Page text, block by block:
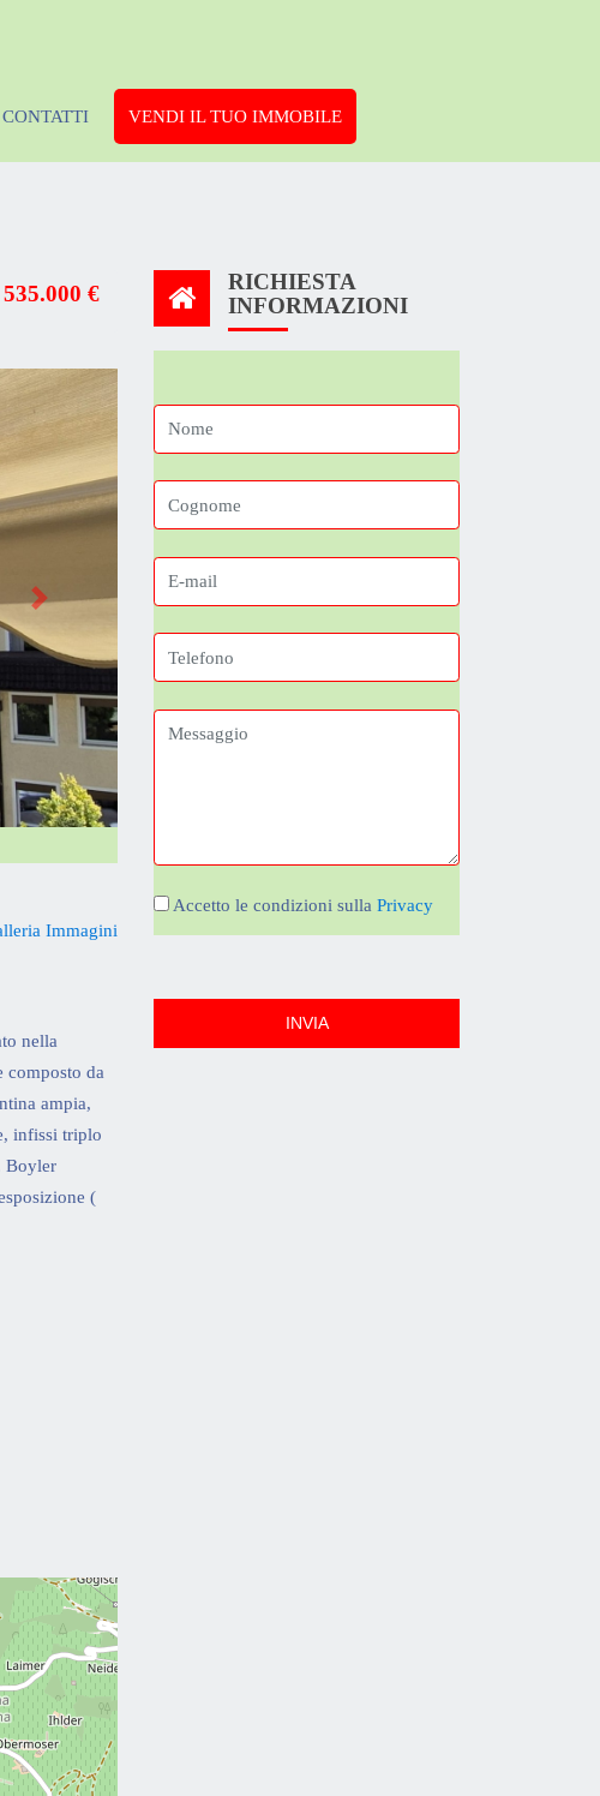
CONTATTI VENDI IL TUO IMMOBILE
535.000 €
>>
Immagini
nella
composto da
ampia,
infissi triplo
Boyler
(
RICHIESTA
INFORMAZIONI
Accetto le condizioni sulla Privacy
INVIA